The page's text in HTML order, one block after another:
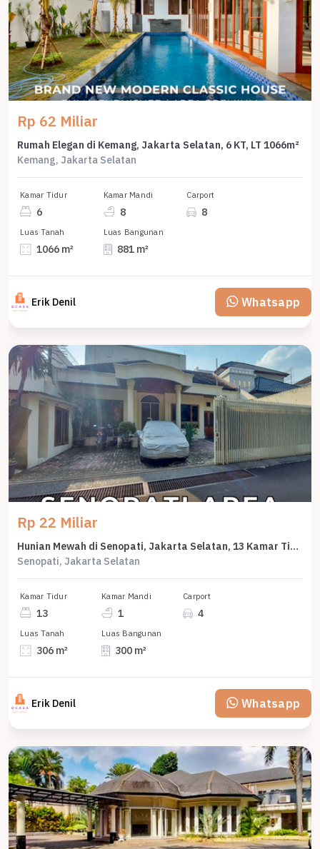
Rp 62 Miliar
Rumah Elegan di Kemang, Jakarta Selatan, 6 KT, LT 1066m²
Kemang, Jakarta Selatan
Kamar Tidur
6
Kamar Mandi
8
Carport
8
Luas Tanah
1066 m²
Luas Bangunan
881 m²
Erik Denil Whatsapp
Rp 22 Miliar
Hunian Mewah di Senopati, Jakarta Selatan, 13 Kamar Tidur, LT 306m²
Senopati, Jakarta Selatan
Kamar Tidur
13
Kamar Mandi
1
Carport
4
Luas Tanah
306 m²
Luas Bangunan
300 m²
Erik Denil Whatsapp